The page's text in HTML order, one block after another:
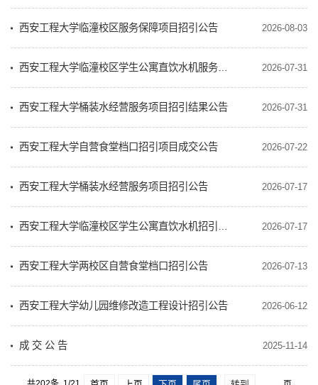
西安工程大学临潼校区服务保障项目招引公告 2026-08-03
2026-07-31
西安工程大学桶装水经营服务项目招引结果公告 2026-07-31
西安工程大学自营食堂档口招引项目成交公告 2026-07-22
西安工程大学桶装水经营服务项目招引公告 2026-07-17
2026-07-17
西安工程大学两校区自营食堂档口招引公告 2026-07-13
西安工程大学幼儿园维修改造工程设计招引公告 2026-06-12
成 交 公 告 2025-11-14